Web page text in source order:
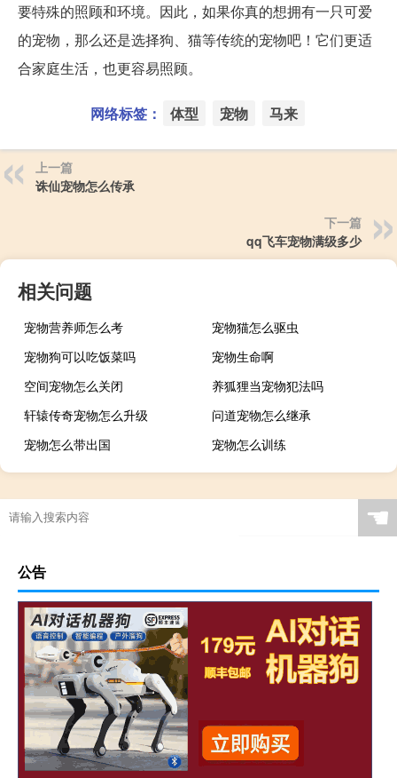
要特殊的照顾和环境。因此，如果你真的想拥有一只可爱
的宠物，那么还是选择狗、猫等传统的宠物吧！它们更适
合家庭生活，也更容易照顾。
网络标签： 体型 宠物 马来
上一篇
诛仙宠物怎么传承
下一篇
qq飞车宠物满级多少
相关问题
宠物营养师怎么考
宠物猫怎么驱虫
宠物狗可以吃饭菜吗
宠物生命啊
空间宠物怎么关闭
养狐狸当宠物犯法吗
轩辕传奇宠物怎么升级
问道宠物怎么继承
宠物怎么带出国
宠物怎么训练
☚
公告